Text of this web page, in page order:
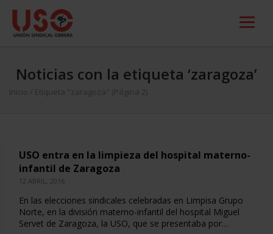
Noticias con la etiqueta ‘zaragoza’
Inicio Etiqueta "zaragoza" (Página 2)
USO entra en la limpieza del hospital materno-
infantil de Zaragoza
12 ABRIL, 2016
En las elecciones sindicales celebradas en Limpisa Grupo
Norte, en la división materno-infantil del hospital Miguel
Servet de Zaragoza, la USO, que se presentaba por…